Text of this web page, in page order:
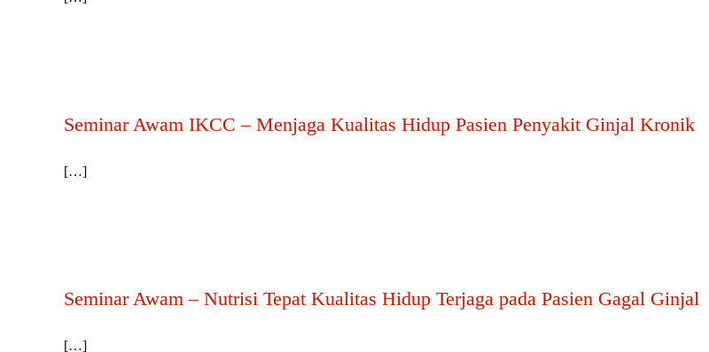
Seminar Awam IKCC – Menjaga Kualitas Hidup Pasien Penyakit Ginjal Kronik
[…]
Seminar Awam – Nutrisi Tepat Kualitas Hidup Terjaga pada Pasien Gagal Ginjal
[…]